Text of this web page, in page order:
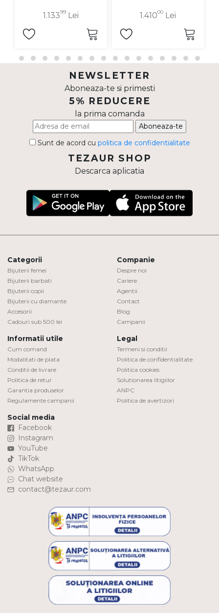
1.13399Lei 1.41000 Lei
NEWSLETTER
Aboneaza-te si primesti
5% REDUCERE
la prima comanda
Aboneaza-te
Sunt de acord cu politica de confidentialitate
TEZAUR SHOP
Descarca aplicatia
Categorii
Bijuterii femei
Bijuterii barbati
Bijuterii copii
Bijuterii cu diamante
Accesorii
Cadouri sub 500 lei
Companie
Despre noi
Cariere
Agentii
Contact
Blog
Campanii
Informatii utile
Cum comand
Modalitati de plata
Conditii de livrare
Politica de retur
Garantia produselor
Regulamente campanii
Legal
Termeni si conditii
Politica de confidentialitate
Politica cookies
Solutionarea litigiilor
ANPC
Politica de avertizori
Social media
Facebook
Instagram
YouTube
TikTok
WhatsApp
Chat website
contact@tezaur.com